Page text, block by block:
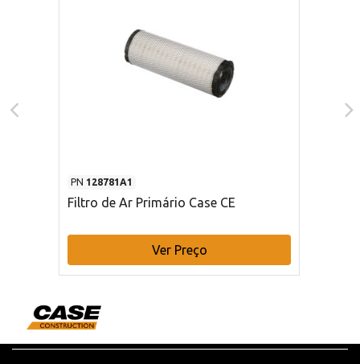
PN 128781A1
Filtro de Ar Primário Case CE
Ver Preço